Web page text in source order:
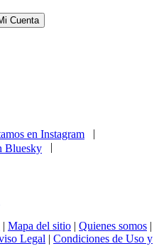
Cuenta
|
|
| Mapa del sitio | Quienes somos |
Legal | Condiciones de Uso y